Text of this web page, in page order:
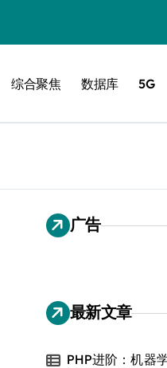
综合聚焦 数据库 5G
广告
最新文章
PHP进阶：机器